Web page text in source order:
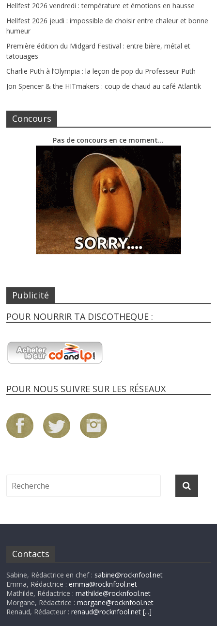
Hellfest 2026 vendredi : température et émotions en hausse
Hellfest 2026 jeudi : impossible de choisir entre chaleur et bonne
humeur
Première édition du Midgard Festival : entre bière, métal et
tatouages
Charlie Puth à l’Olympia : la leçon de pop du Professeur Puth
Jon Spencer & the HITmakers : coup de chaud au café Atlantik
Concours
Pas de concours en ce moment…
Publicité
POUR NOURRIR TA DISCOTHEQUE :
POUR NOUS SUIVRE SUR LES RÉSEAUX
Contacts
Sabine, Rédactrice en chef : sabine@rocknfool.net
Emma, Rédactrice :emma@rocknfool.net
Mathilde, Rédactrice :mathilde@rocknfool.net
Morgane, Rédactrice :morgane@rocknfool.net
Renaud, Rédacteur :renaud@rocknfool.net [...]